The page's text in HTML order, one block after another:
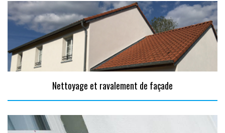
Nettoyage et ravalement de façade